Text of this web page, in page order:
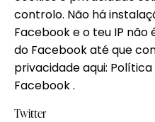
controlo. Não há
Facebook e o teu IP
do Facebook até que
privacidade aqui: Política
Facebook.
Twitter